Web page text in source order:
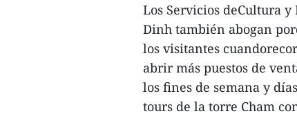
Los Servicios deCultura
Dinh también abogan
los visitantes
abrir más puestos de
los fines de semana y
tours de la torre Cham